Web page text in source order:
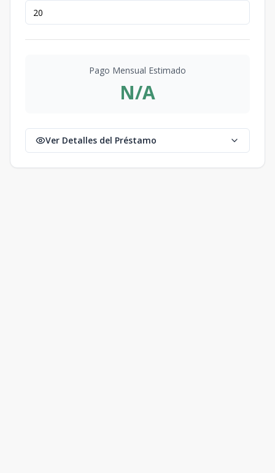
Pago Mensual Estimado
N/A
Ver Detalles del Préstamo